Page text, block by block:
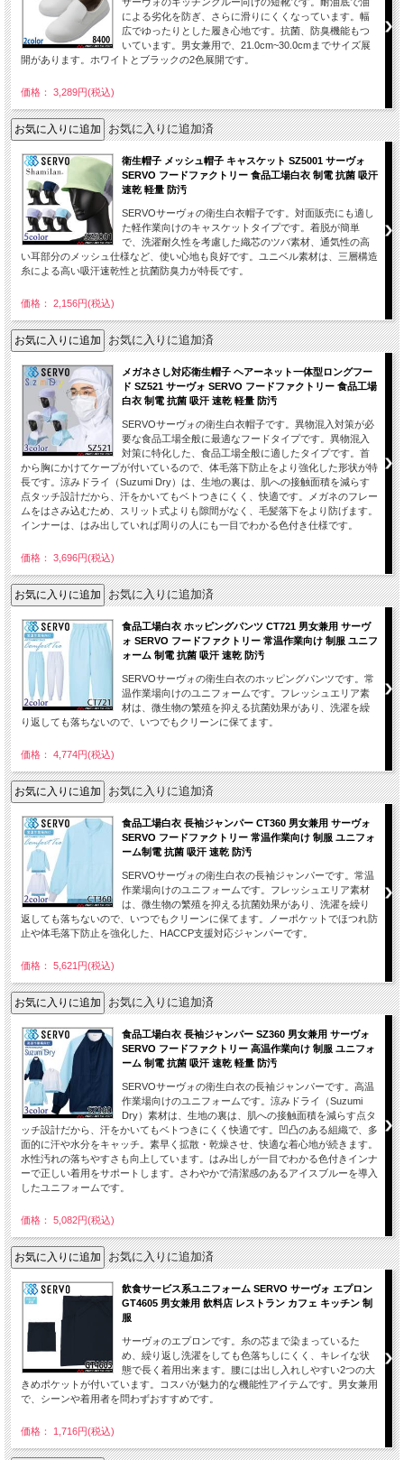
による劣化を防ぎ、さらに滑りにくくなっています。幅
広でゆったりとした履き心地です。抗菌、防臭機能もつ
いています。男女兼用で、21.0cm~30.0cmまでサイズ展
開があります。ホワイトとブラックの2色展開です。
価格： 3,289円(税込)
お気に入りに追加済
衛生帽子 メッシュ帽子 キャスケット SZ5001 サーヴォ
SERVO フードファクトリー 食品工場白衣 制電 抗菌 吸汗
速乾 軽量 防汚
SERVOサーヴォの衛生白衣帽子です。対面販売にも適し
た軽作業向けのキャスケットタイプです。着脱が簡単
で、洗濯耐久性を考慮した織芯のツバ素材、通気性の高
い耳部分のメッシュ仕様など、使い心地も良好です。ユニベル素材は、三層構造
糸による高い吸汗速乾性と抗菌防臭力が特長です。
価格： 2,156円(税込)
お気に入りに追加済
メガネさし対応衛生帽子 ヘアーネット一体型ロングフー
ド SZ521 サーヴォ SERVO フードファクトリー 食品工場
白衣 制電 抗菌 吸汗 速乾 軽量 防汚
SERVOサーヴォの衛生白衣帽子です。異物混入対策が必
要な食品工場全般に最適なフードタイプです。異物混入
対策に特化した、食品工場全般に適したタイプです。首
から胸にかけてケープが付いているので、体毛落下防止をより強化した形状が特
長です。涼みドライ（Suzumi Dry）は、生地の裏は、肌への接触面積を減らす
点タッチ設計だから、汗をかいてもベトつきにくく、快適です。メガネのフレー
ムをはさみ込むため、スリット式よりも隙間がなく、毛髪落下をより防げます。
インナーは、はみ出していれば周りの人にも一目でわかる色付き仕様です。
価格： 3,696円(税込)
お気に入りに追加済
食品工場白衣 ホッピングパンツ CT721 男女兼用 サーヴ
ォ SERVO フードファクトリー 常温作業向け 制服 ユニフ
ォーム 制電 抗菌 吸汗 速乾 防汚
SERVOサーヴォの衛生白衣のホッピングパンツです。常
温作業場向けのユニフォームです。フレッシュエリア素
材は、微生物の繁殖を抑える抗菌効果があり、洗濯を繰
り返しても落ちないので、いつでもクリーンに保てます。
価格： 4,774円(税込)
お気に入りに追加済
食品工場白衣 長袖ジャンパー CT360 男女兼用 サーヴォ
SERVO フードファクトリー 常温作業向け 制服 ユニフォ
ーム制電 抗菌 吸汗 速乾 防汚
SERVOサーヴォの衛生白衣の長袖ジャンパーです。常温
作業場向けのユニフォームです。フレッシュエリア素材
は、微生物の繁殖を抑える抗菌効果があり、洗濯を繰り
返しても落ちないので、いつでもクリーンに保てます。ノーポケットでほつれ防
止や体毛落下防止を強化した、HACCP支援対応ジャンパーです。
価格： 5,621円(税込)
お気に入りに追加済
食品工場白衣 長袖ジャンパー SZ360 男女兼用 サーヴォ
SERVO フードファクトリー 高温作業向け 制服 ユニフォ
ーム 制電 抗菌 吸汗 速乾 軽量 防汚
SERVOサーヴォの衛生白衣の長袖ジャンパーです。高温
作業場向けのユニフォームです。涼みドライ（Suzumi
Dry）素材は、生地の裏は、肌への接触面積を減らす点タ
ッチ設計だから、汗をかいてもベトつきにくく快適です。凹凸のある組織で、多
面的に汗や水分をキャッチ。素早く拡散・乾燥させ、快適な着心地が続きます。
水性汚れの落ちやすさも向上しています。はみ出しが一目でわかる色付きインナ
ーで正しい着用をサポートします。さわやかで清潔感のあるアイスブルーを導入
したユニフォームです。
価格： 5,082円(税込)
お気に入りに追加済
飲食サービス系ユニフォーム SERVO サーヴォ エプロン
GT4605 男女兼用 飲料店 レストラン カフェ キッチン 制
服
サーヴォのエプロンです。糸の芯まで染まっているた
め、繰り返し洗濯をしても色落ちしにくく、キレイな状
態で長く着用出来ます。腰には出し入れしやすい2つの大
きめポケットが付いています。コスパが魅力的な機能性アイテムです。男女兼用
で、シーンや着用者を問わずおすすめです。
価格： 1,716円(税込)